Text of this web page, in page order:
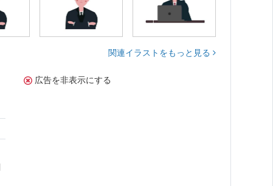
関連イラストをもっと見る
広告を非表示にする